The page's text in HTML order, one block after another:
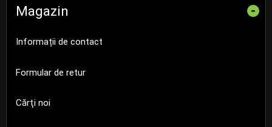
Magazin -
Informații de contact
Formular de retur
Cărţi noi